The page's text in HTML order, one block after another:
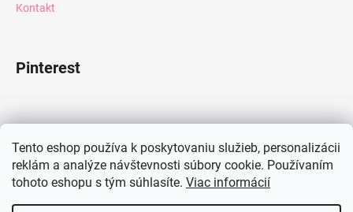
Tento eshop používa k poskytovaniu služieb, personalizácii
reklám a analýze návštevnosti súbory cookie. Používaním
tohoto eshopu s tým súhlasíte. Viac informácií
Kontakt
Pinterest
Instagram